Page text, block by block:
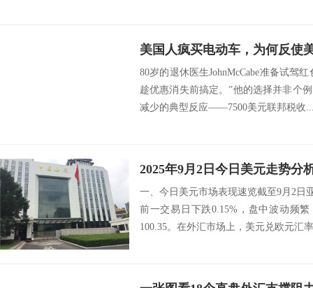
美国人疯买电动车，为何反使
80岁的退休医生JohnMcCabe准备试驾
趁优惠消失前搞定。”他的选择并非个
减少的典型反应——7500美元联邦税收
2025年9月2日今日美元走势分
一、今日美元市场表现速览​ 截至9月2日
前一交易日下跌0.15%，盘中波动频
100.35。在外汇市场上，美元兑欧元汇